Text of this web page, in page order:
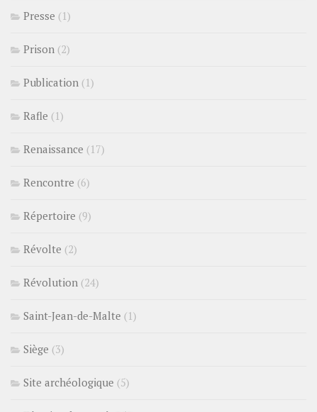
Presse (1)
Prison (2)
Publication (1)
Rafle (1)
Renaissance (17)
Rencontre (6)
Répertoire (9)
Révolte (2)
Révolution (24)
Saint-Jean-de-Malte (1)
Siège (3)
Site archéologique (5)